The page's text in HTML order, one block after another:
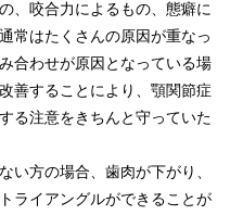
、咬合力によるもの、態癖に
常はたくさんの原因が重なっ
合わせが原因となっている場
善することにより、顎関節症
る注意をきちんと守っていた
い方の場合、歯肉が下がり、
ライアングルができることが